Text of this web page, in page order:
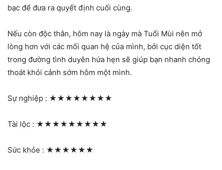
bạc để đưa ra quyết định cuối cùng.
Nếu còn độc thân, hôm nay là ngày mà Tuổi Mùi nên mở
lòng hơn với các mối quan hệ của mình, bởi cục diện tốt
trong đường tình duyên hứa hẹn sẽ giúp bạn nhanh chóng
thoát khỏi cảnh sớm hôm một mình.
Sự nghiệp : ★★★★★★★★
Tài lộc : ★★★★★★★★★
Sức khỏe : ★★★★★★